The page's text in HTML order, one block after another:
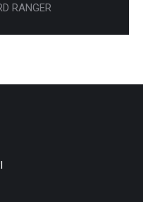
RANGER